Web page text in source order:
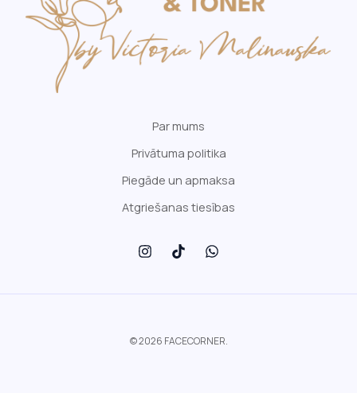
Par mums
Privātuma politika
Piegāde un apmaksa
Atgriešanas tiesības
© 2026 FACECORNER.